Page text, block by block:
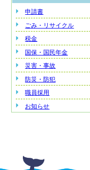
申請書
ごみ・リサイクル
税金
国保・国民年金
災害・事故
防災・防犯
職員採用
お知らせ